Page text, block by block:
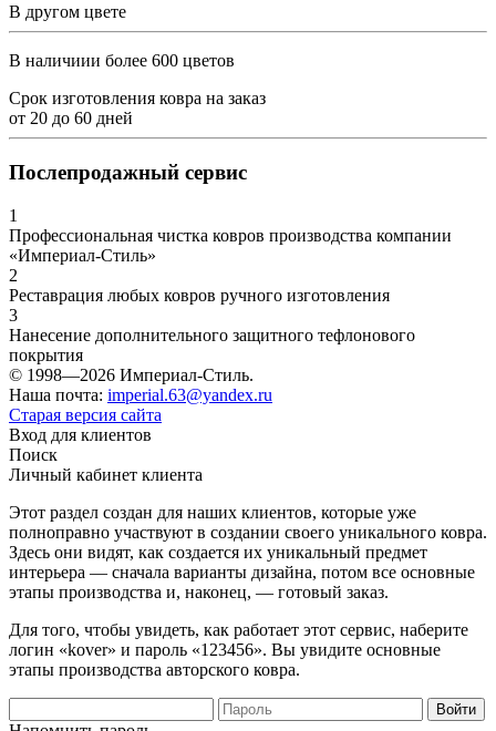
В другом цвете
В наличиии более 600 цветов
Срок изготовления ковра на заказ
от 20 до 60 дней
Послепродажный сервис
1
Профессиональная чистка ковров производства компании
«Империал-Стиль»
2
Реставрация любых ковров ручного изготовления
3
Нанесение дополнительного защитного тефлонового
покрытия
© 1998—2026 Империал-Стиль.
Наша почта: imperial.63@yandex.ru
Старая версия сайта
Вход для клиентов
Поиск
Личный кабинет клиента
Этот раздел создан для наших клиентов, которые уже
полноправно участвуют в создании своего уникального ковра.
Здесь они видят, как создается их уникальный предмет
интерьера — сначала варианты дизайна, потом все основные
этапы производства и, наконец, — готовый заказ.
Для того, чтобы увидеть, как работает этот сервис, наберите
логин «kover» и пароль «123456». Вы увидите основные
этапы производства авторского ковра.